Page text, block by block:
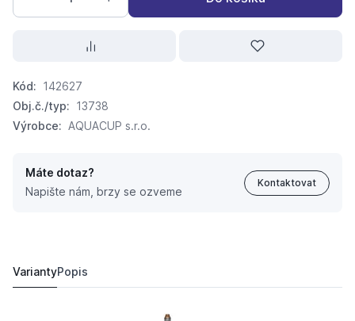
Kód: 142627
Obj.č./typ: 13738
Výrobce: AQUACUP s.r.o.
Máte dotaz?
Napište nám, brzy se ozveme
Kontaktovat
VariantyPopis